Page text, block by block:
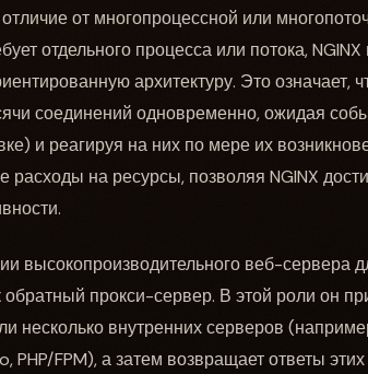
от многопроцессной или
отдельного процесса или потока,
архитектуру. Это означает,
соединений одновременно, ожидая
и реагируя на них по мере их
расходы на ресурсы, позволяя NGINX
высокопроизводительного веб-сервера
обратный прокси-сервер. В этой роли он
несколько внутренних серверов
PHP/FPM), а затем возвращает ответы